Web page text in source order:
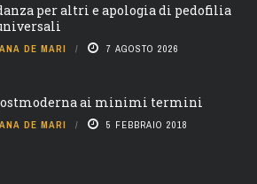
per altri e apologia di pedofilia
DE MARI 7 AGOSTO 2026
ai minimi termini
DE MARI 5 FEBBRAIO 2018